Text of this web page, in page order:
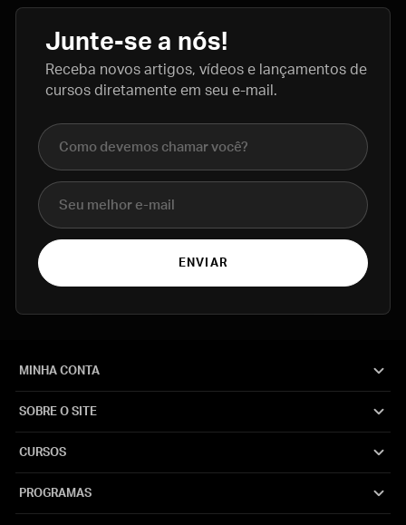
Junte-se a nós!
Receba novos artigos, vídeos e lançamentos de
cursos diretamente em seu e-mail.
Nome completo
E-mail
ENVIAR
MINHA CONTA
SOBRE O SITE
CURSOS
PROGRAMAS